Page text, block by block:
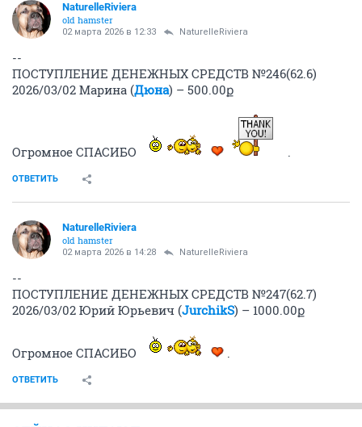
NaturelleRiviera
old hamster
02 марта 2026 в 12:33 NaturelleRiviera
--
ПОСТУПЛЕНИЕ ДЕНЕЖНЫХ СРЕДСТВ №246(62.6)
2026/03/02 Марина (Дюна) – 500.00ք
Огромное СПАСИБО .
ОТВЕТИТЬ
NaturelleRiviera
old hamster
02 марта 2026 в 14:28 NaturelleRiviera
--
ПОСТУПЛЕНИЕ ДЕНЕЖНЫХ СРЕДСТВ №247(62.7)
2026/03/02 Юрий Юрьевич (JurchikS) – 1000.00ք
Огромное СПАСИБО .
ОТВЕТИТЬ